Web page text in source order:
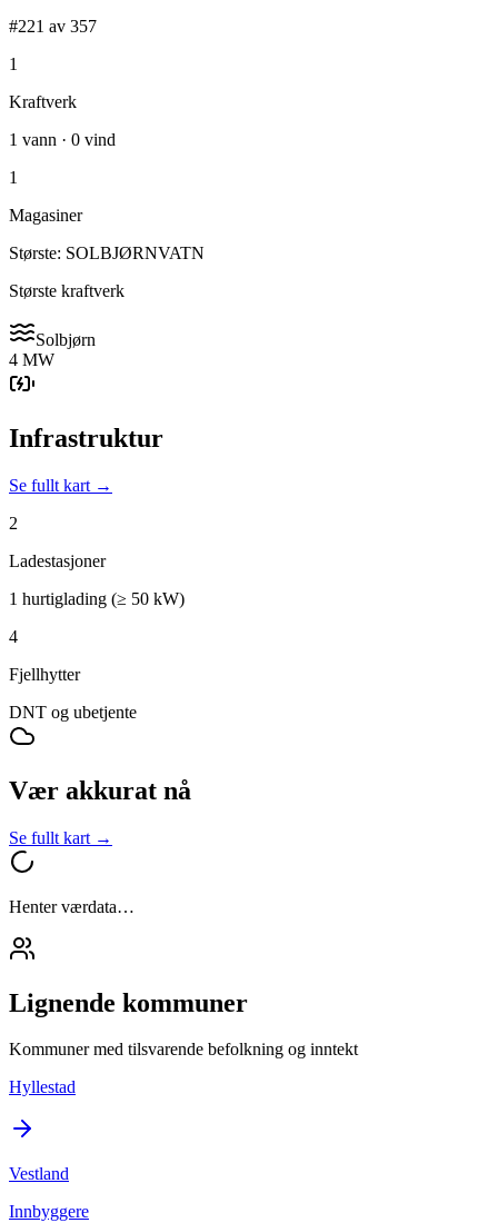
#221 av 357
1
Kraftverk
1 vann · 0 vind
1
Magasiner
Største: SOLBJØRNVATN
Største kraftverk
Solbjørn
4 MW
Infrastruktur
Se fullt kart →
2
Ladestasjoner
1 hurtiglading (≥ 50 kW)
4
Fjellhytter
DNT og ubetjente
Vær akkurat nå
Se fullt kart →
Henter værdata…
Lignende kommuner
Kommuner med tilsvarende befolkning og inntekt
Hyllestad
Vestland
Innbyggere